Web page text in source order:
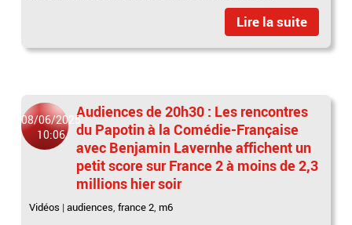
Lire la suite
08/06/2025
10:06
Audiences de 20h30 : Les rencontres
du Papotin à la Comédie-Française
avec Benjamin Lavernhe affichent un
petit score sur France 2 à moins de 2,3
millions hier soir
Vidéos |audiences,france 2, m6